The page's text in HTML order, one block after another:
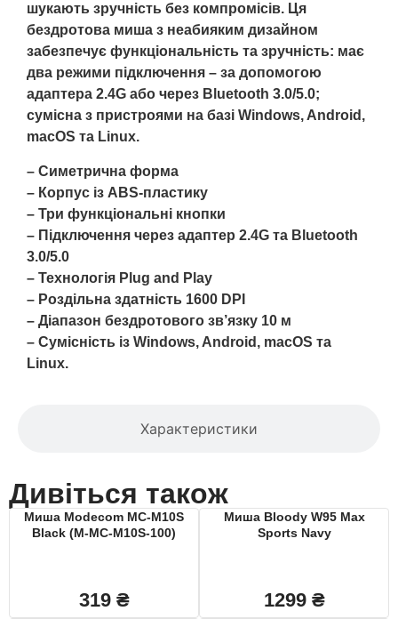
Характеристики
шукають зручність без компромісів. Ця
бездротова миша з неабияким дизайном
забезпечує функціональність та зручність: має
два режими підключення – за допомогою
адаптера 2.4G або через Bluetooth 3.0/5.0;
сумісна з пристроями на базі Windows, Android,
macOS та Linux.
– Симетрична форма
– Корпус із ABS-пластику
– Три функціональні кнопки
– Підключення через адаптер 2.4G та Bluetooth
3.0/5.0
– Технологія Plug and Play
– Роздільна здатність 1600 DPI
– Діапазон бездротового зв’язку 10 м
– Сумісність із Windows, Android, macOS та
Linux.
Дивіться також
Миша Modecom MC-M10S
Black (M-MC-M10S-100)
319 ₴
Миша Bloody W95 Max
Sports Navy
1299 ₴